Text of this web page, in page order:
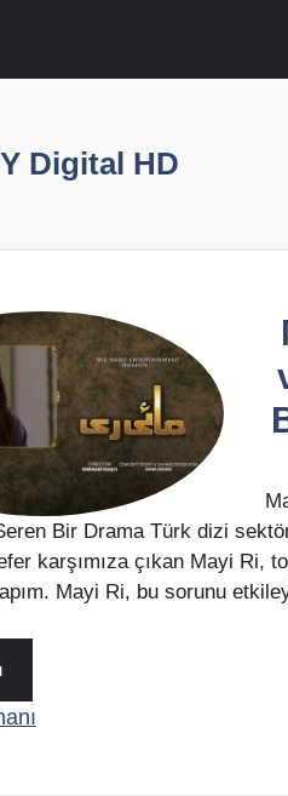
Digital HD
Bir Drama Türk dizi
karşımıza çıkan Mayi Ri,
Mayi Ri, bu sorunu